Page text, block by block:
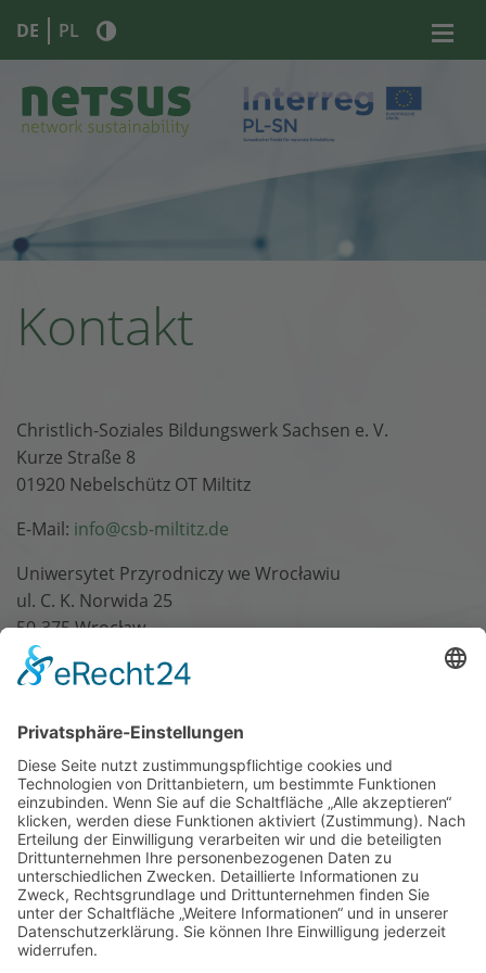
DE PL
Kontakt
Christlich-Soziales Bildungswerk Sachsen e. V.
Kurze Straße 8
01920 Nebelschütz OT Miltitz
E-Mail: info@csb-miltitz.de
Uniwersytet Przyrodniczy we Wrocławiu
ul. C. K. Norwida 25
50-375 Wrocław
Dr.-Ing. Anita Ogły
Suchbegriff